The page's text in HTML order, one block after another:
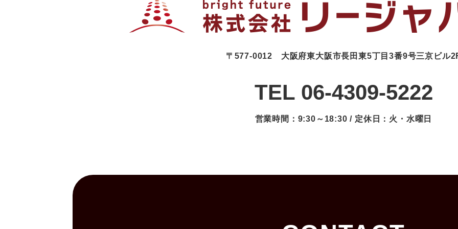
〒577-0012 大阪府東大阪市長田東5丁目3番9号三京ビル
TEL 06-4309-5222
営業時間：9:30～18:30 / 定休日：火・水曜日